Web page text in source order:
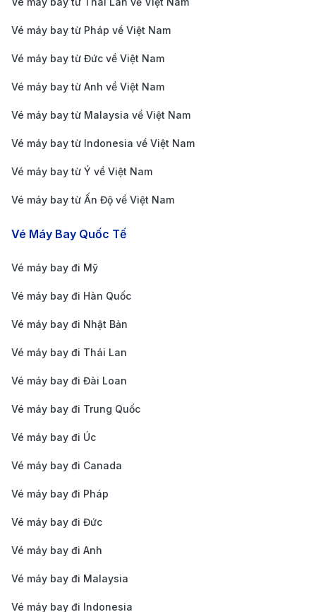
Kinh nghiệm di chuyển từ Rạch Giá
đi Côn Đảo
Lựa chọn phương tiện phù hợp:
chuyển nhanh chóng, ưu tiên máy bay nối chuyến
qua TP. Hồ Chí Minh. Còn nếu hành khách muốn
tiết kiệm và trải nghiệm biển, tàu cao tốc là lựa
Đặt vé sớm:Đặt vé trước từ 1-2 tháng để nhận giá
thông báo từ các hãng hàng không và hãng tàu
cao tốc để cập nhật các ưu đãi.
Kiểm tra lịch trình tàu cao tốc:
Kinh nghiệm đặt vé máy bay từ
Rạch Giá đi Côn Đảo
Đặt vé trước ít nhất 1-2 tuần
bạn có cơ hội lựa chọn chuyến bay ưng ý và tránh
tình trạng hết vé, đặc biệt là trong mùa du lịch cao
Chọn thời gian nối chuyến hợp lý
từ Rạch Giá đi Côn Đảo thường phải nối chuyến
qua TP. Hồ Chí Minh, bạn nên xem xét thời gian
Vé máy bay từ Pháp về Việt Nam
Vé máy bay từ Đức về Việt Nam
Vé máy bay từ Anh về Việt Nam
Vé máy bay từ Malaysia về Việt Nam
Vé máy bay từ Indonesia về Việt Nam
Vé máy bay từ Ý về Việt Nam
Vé máy bay từ Ấn Độ về Việt Nam
Vé Máy Bay Quốc Tế
Vé máy bay đi Mỹ
Vé máy bay đi Hàn Quốc
Vé máy bay đi Nhật Bản
Vé máy bay đi Thái Lan
Vé máy bay đi Đài Loan
Vé máy bay đi Trung Quốc
Vé máy bay đi Úc
Vé máy bay đi Canada
Vé máy bay đi Pháp
Vé máy bay đi Đức
Vé máy bay đi Anh
Vé máy bay đi Malaysia
Vé máy bay đi Indonesia